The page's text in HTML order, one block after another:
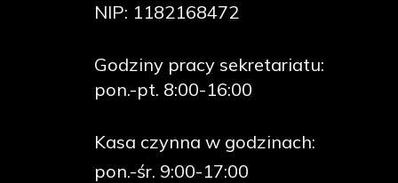
NIP: 1182168472
Godziny pracy sekretariatu:
pon.-pt. 8:00-16:00
Kasa czynna w godzinach:
pon.-śr. 9:00-17:00